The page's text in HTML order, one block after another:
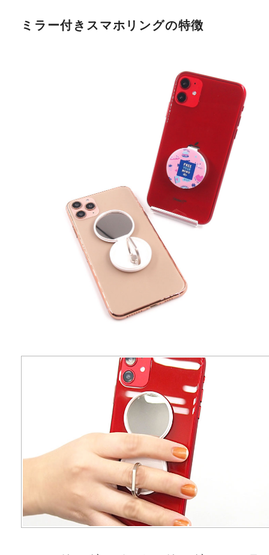
ミラー付きスマホリングの特徴